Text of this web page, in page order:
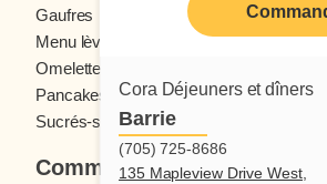
Cora Déjeuners et dîners
Barrie
(705) 725-8686
135 Mapleview Drive West,
Gaufres
Menu
Menu lève-tôt
Oeufs
Omelettes et Crêpomelettes
Pancakes
Sandwichs
Sucrés-salés
Commander